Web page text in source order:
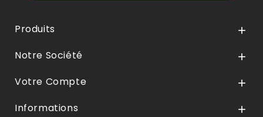
Produits 
Notre Société 
Votre Compte 
Informations 